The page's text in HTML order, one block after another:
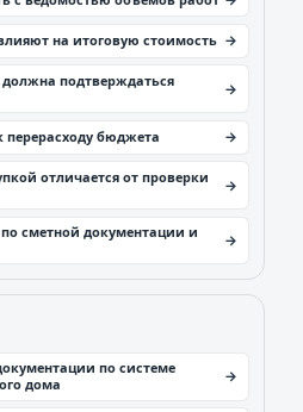
на итоговую стоимость
подтверждаться
бюджета
отличается от проверки
сметной документации и
по системе
дома